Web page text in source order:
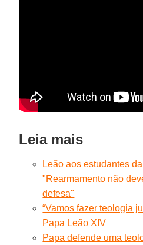
Leia mais
Leão aos estudantes
"Rearmamento não
defesa"
“Vamos fazer teologia
Papa Leão XIV
Papa defende uma